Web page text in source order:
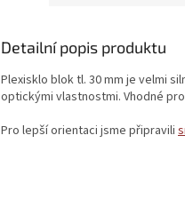
Detailní popis produktu
Plexisklo blok tl. 30 mm je velmi
optickými vlastnostmi. Vhodné
Pro lepší orientaci jsme připravili